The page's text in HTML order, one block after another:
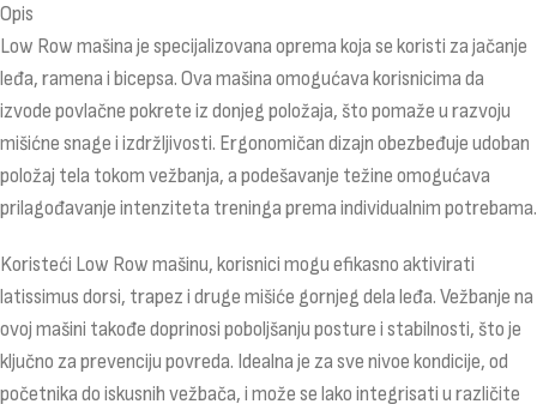
Opis
Low Row mašina je specijalizovana oprema koja se koristi za jačanje
leđa, ramena i bicepsa. Ova mašina omogućava korisnicima da
izvode povlačne pokrete iz donjeg položaja, što pomaže u razvoju
mišićne snage i izdržljivosti. Ergonomičan dizajn obezbeđuje udoban
položaj tela tokom vežbanja, a podešavanje težine omogućava
prilagođavanje intenziteta treninga prema individualnim potrebama.
Koristeći Low Row mašinu, korisnici mogu efikasno aktivirati
latissimus dorsi, trapez i druge mišiće gornjeg dela leđa. Vežbanje na
ovoj mašini takođe doprinosi poboljšanju posture i stabilnosti, što je
ključno za prevenciju povreda. Idealna je za sve nivoe kondicije, od
početnika do iskusnih vežbača, i može se lako integrisati u različite